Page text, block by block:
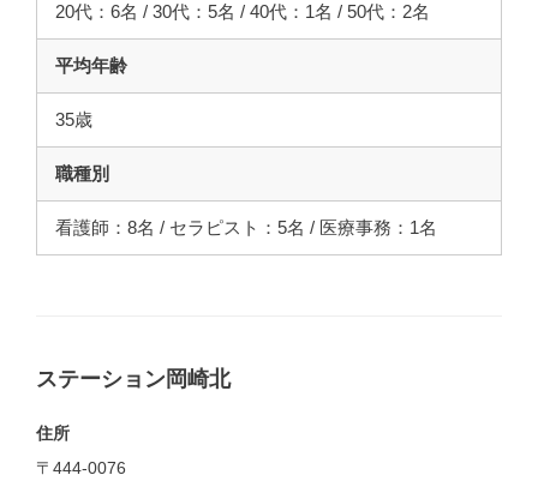
20代：6名 / 30代：5名 / 40代：1名 / 50代：2名
平均年齢
35歳
職種別
看護師：8名 / セラピスト：5名 / 医療事務：1名
ステーション岡崎北
住所
〒444-0076